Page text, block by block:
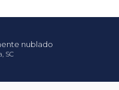
nublado
SC